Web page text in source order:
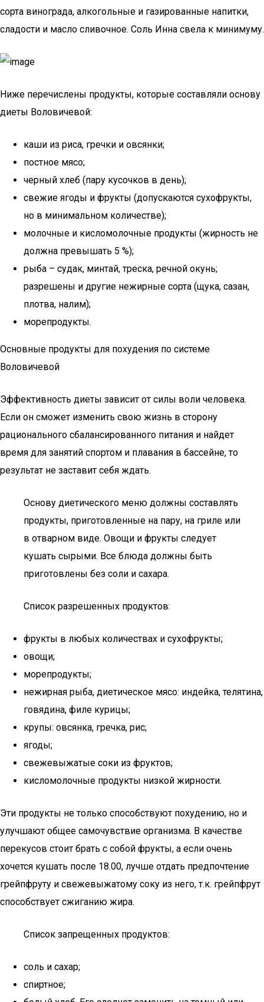
сорта винограда, алкогольные и газированные напитки,
сладости и масло сливочное. Соль Инна свела к минимуму.
Ниже перечислены продукты, которые составляли основу
диеты Воловичевой:
каши из риса, гречки и овсянки;
постное мясо;
черный хлеб (пару кусочков в день);
свежие ягоды и фрукты (допускаются сухофрукты,
но в минимальном количестве);
молочные и кисломолочные продукты (жирность не
должна превышать 5 %);
рыба – судак, минтай, треска, речной окунь;
разрешены и другие нежирные сорта (щука, сазан,
плотва, налим);
морепродукты.
Основные продукты для похудения по системе
Воловичевой
Эффективность диеты зависит от силы воли человека.
Если он сможет изменить свою жизнь в сторону
рационального сбалансированного питания и найдет
время для занятий спортом и плавания в бассейне, то
результат не заставит себя ждать.
Основу диетического меню должны составлять
продукты, приготовленные на пару, на гриле или
в отварном виде. Овощи и фрукты следует
кушать сырыми. Все блюда должны быть
приготовлены без соли и сахара.
Список разрешенных продуктов:
фрукты в любых количествах и сухофрукты;
овощи;
морепродукты;
нежирная рыба, диетическое мясо: индейка, телятина,
говядина, филе курицы;
крупы: овсянка, гречка, рис;
ягоды;
свежевыжатые соки из фруктов;
кисломолочные продукты низкой жирности.
Эти продукты не только способствуют похудению, но и
улучшают общее самочувствие организма. В качестве
перекусов стоит брать с собой фрукты, а если очень
хочется кушать после 18.00, лучше отдать предпочтение
грейпфруту и свежевыжатому соку из него, т.к. грейпфрут
способствует сжиганию жира.
Список запрещенных продуктов:
соль и сахар;
спиртное;